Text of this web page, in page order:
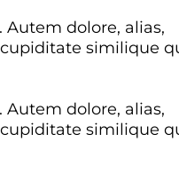
dolore, alias,
similique
dolore, alias,
similique